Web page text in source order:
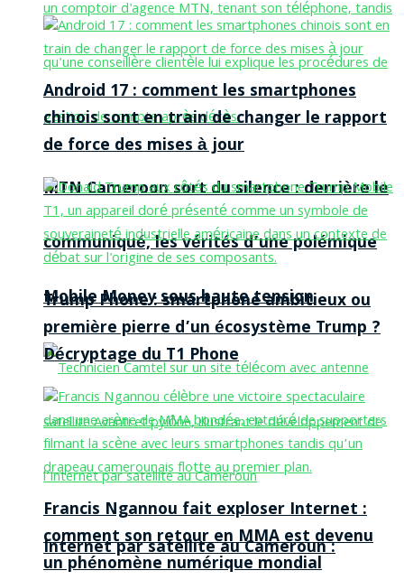
MTN Cameroon sort du silence : derrière le
communiqué, les vérités d’une polémique
Mobile Money sous haute tension
Internet par satellite au Cameroun :
Android 17 : comment les smartphones
chinois sont en train de changer le rapport
de force des mises à jour
Trump Phone : smartphone ambitieux ou
première pierre d’un écosystème Trump ?
Décryptage du T1 Phone
Francis Ngannou fait exploser Internet :
comment son retour en MMA est devenu
un phénomène numérique mondial